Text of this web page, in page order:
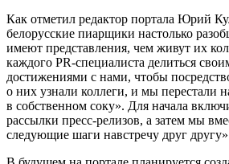
Как отметил редактор портала Юрий
белорусские пиарщики настолько
имеют представления, чем живут их
каждого PR-специалиста делиться
достижениями с нами, чтобы
о них узнали коллеги, и мы перестали
в собственном соку». Для начала
рассылки пресс-релизов, а затем мы
следующие шаги навстречу друг